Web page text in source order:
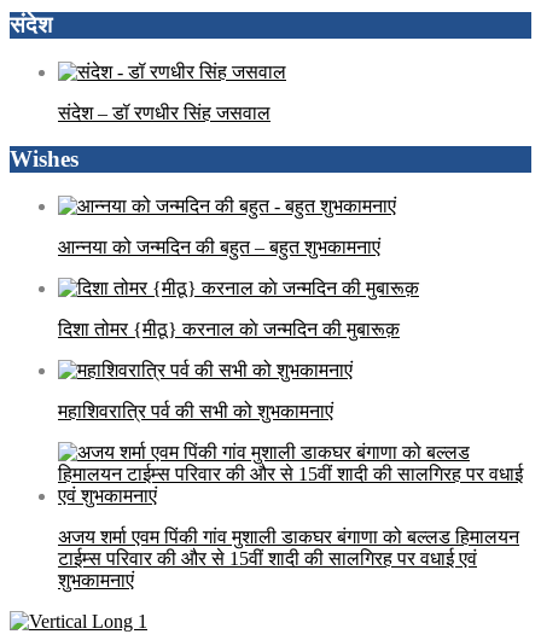
संदेश
संदेश – डॉ रणधीर सिंह जसवाल
Wishes
आन्नया को जन्मदिन की बहुत – बहुत शुभकामनाएं
दिशा तोमर {मीठू} करनाल काे जन्मदिन की मुबारूक़
महाशिवरात्रि पर्व की सभी को शुभकामनाएं
अजय शर्मा एवम पिंकी गांव मुशाली डाकघर बंगाणा को बल्लड हिमालयन
टाईम्स परिवार की और से 15वीं शादी की सालगिरह पर वधाई एवं
शुभकामनाएं